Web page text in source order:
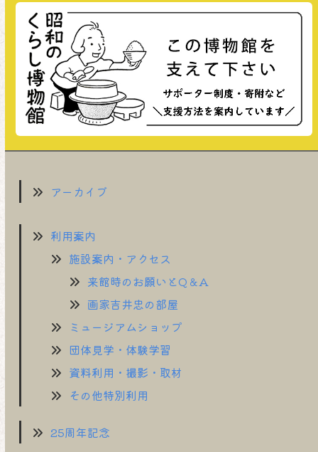
アーカイブ
利用案内
施設案内・アクセス
来館時のお願いとQ＆A
画家吉井忠の部屋
ミュージアムショップ
団体見学・体験学習
資料利用・撮影・取材
その他特別利用
25周年記念